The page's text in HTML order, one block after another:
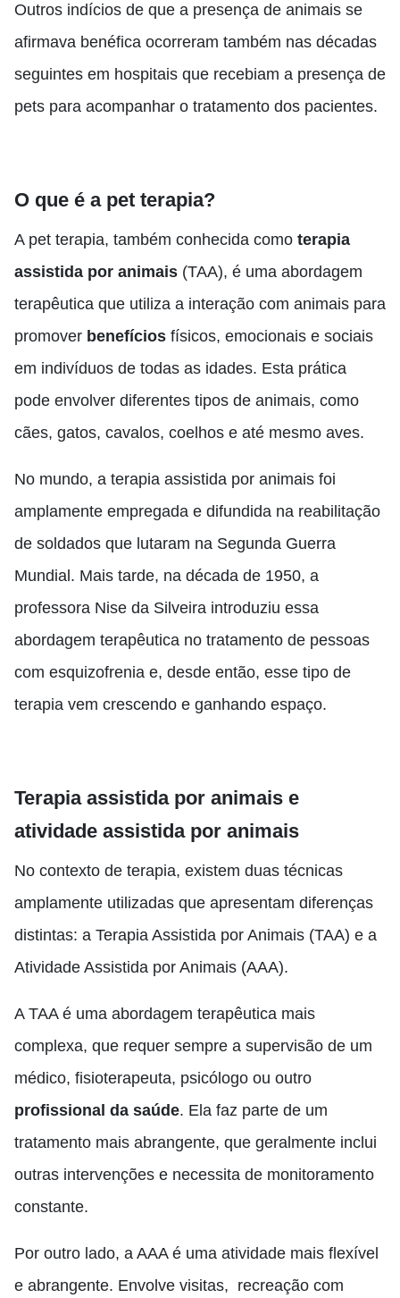
Outros indícios de que a presença de animais se
afirmava benéfica ocorreram também nas décadas
seguintes em hospitais que recebiam a presença de
pets para acompanhar o tratamento dos pacientes.
O que é a pet terapia?
A pet terapia, também conhecida como terapia
assistida por animais (TAA), é uma abordagem
terapêutica que utiliza a interação com animais para
promover benefícios físicos, emocionais e sociais
em indivíduos de todas as idades. Esta prática
pode envolver diferentes tipos de animais, como
cães, gatos, cavalos, coelhos e até mesmo aves.
No mundo, a terapia assistida por animais foi
amplamente empregada e difundida na reabilitação
de soldados que lutaram na Segunda Guerra
Mundial. Mais tarde, na década de 1950, a
professora Nise da Silveira introduziu essa
abordagem terapêutica no tratamento de pessoas
com esquizofrenia e, desde então, esse tipo de
terapia vem crescendo e ganhando espaço.
Terapia assistida por animais e
atividade assistida por animais
No contexto de terapia, existem duas técnicas
amplamente utilizadas que apresentam diferenças
distintas: a Terapia Assistida por Animais (TAA) e a
Atividade Assistida por Animais (AAA).
A TAA é uma abordagem terapêutica mais
complexa, que requer sempre a supervisão de um
médico, fisioterapeuta, psicólogo ou outro
profissional da saúde. Ela faz parte de um
tratamento mais abrangente, que geralmente inclui
outras intervenções e necessita de monitoramento
constante.
Por outro lado, a AAA é uma atividade mais flexível
e abrangente. Envolve visitas, recreação com